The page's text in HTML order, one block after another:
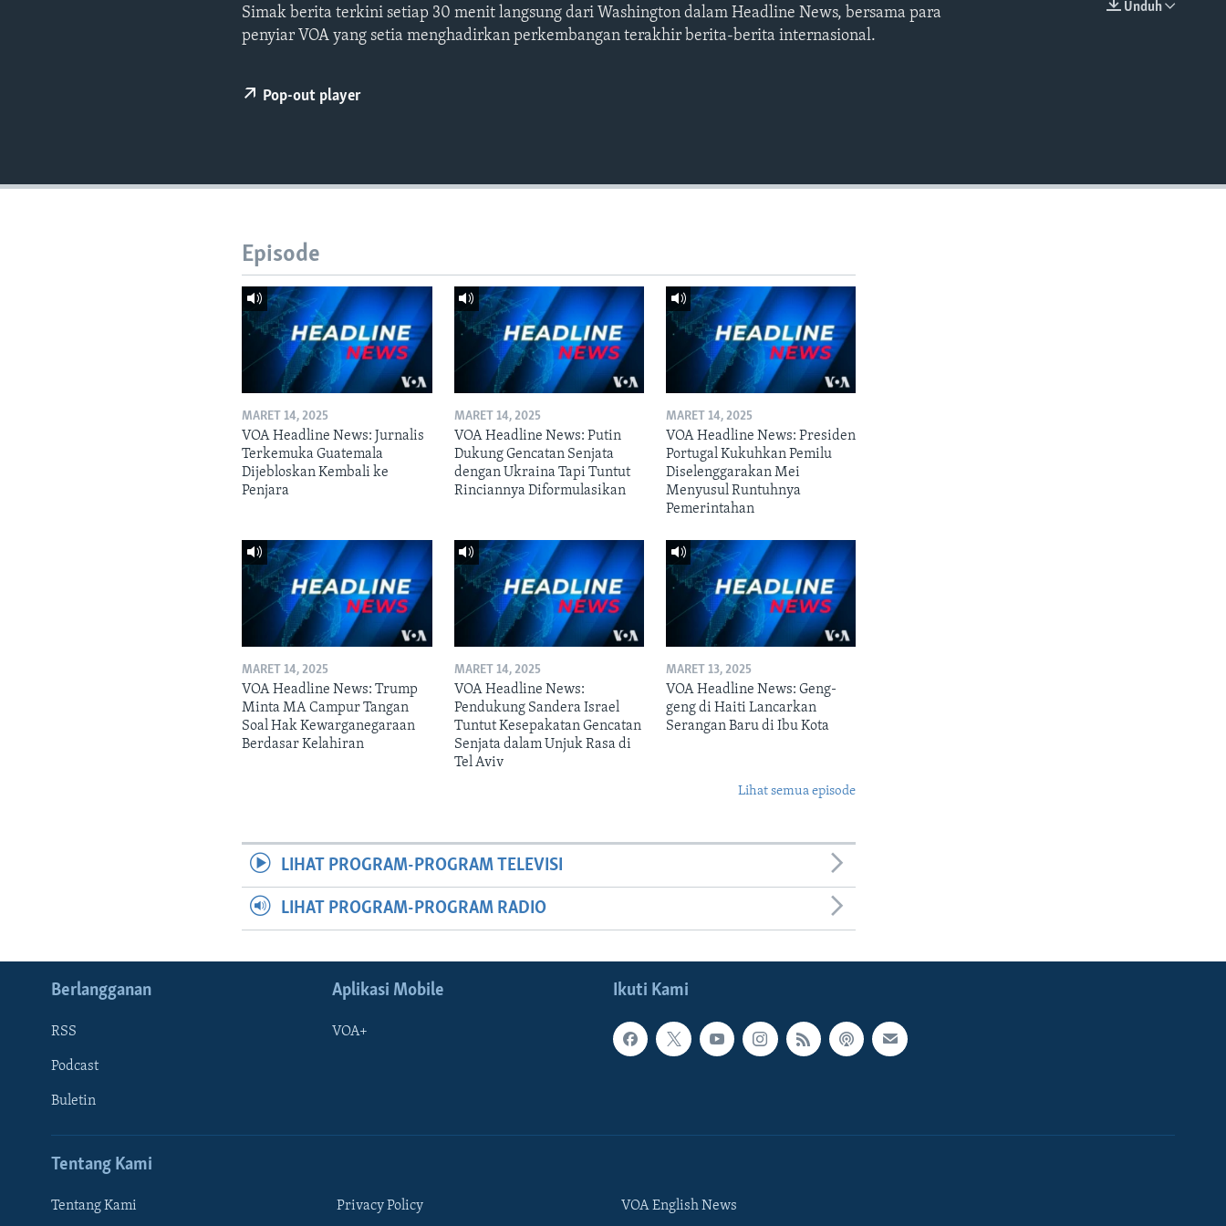
Unduh
Simak berita terkini setiap 30 menit langsung dari Washington dalam Headline News, bersama para
penyiar VOA yang setia menghadirkan perkembangan terakhir berita-berita internasional.
Pop-out player
Episode
MARET 14, 2025
VOA Headline News: Jurnalis
Terkemuka Guatemala
Dijebloskan Kembali ke
Penjara
MARET 14, 2025
VOA Headline News: Putin
Dukung Gencatan Senjata
dengan Ukraina Tapi Tuntut
Rinciannya Diformulasikan
MARET 14, 2025
VOA Headline News: Presiden
Portugal Kukuhkan Pemilu
Diselenggarakan Mei
Menyusul Runtuhnya
Pemerintahan
MARET 14, 2025
VOA Headline News: Trump
Minta MA Campur Tangan
Soal Hak Kewarganegaraan
Berdasar Kelahiran
MARET 14, 2025
VOA Headline News:
Pendukung Sandera Israel
Tuntut Kesepakatan Gencatan
Senjata dalam Unjuk Rasa di
Tel Aviv
MARET 13, 2025
VOA Headline News: Geng-
geng di Haiti Lancarkan
Serangan Baru di Ibu Kota
Lihat semua episode
LIHAT PROGRAM-PROGRAM TELEVISI
LIHAT PROGRAM-PROGRAM RADIO
Ikuti Kami
Berlangganan
RSS
Podcast
Buletin
Aplikasi Mobile
VOA+
Tentang Kami
Tentang Kami Privacy Policy VOA English News